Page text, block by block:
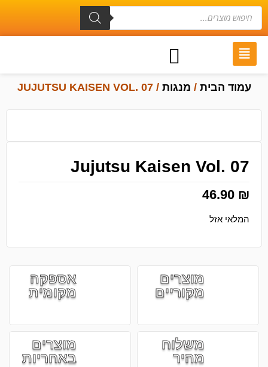
עמוד הבית / מנגות / JUJUTSU KAISEN VOL. 07
Jujutsu Kaisen Vol. 07
46.90 ₪
המלאי אזל
מוצרים
מקוריים
אספקה
מקומית
משלוח
מהיר
מוצרים
באחריות